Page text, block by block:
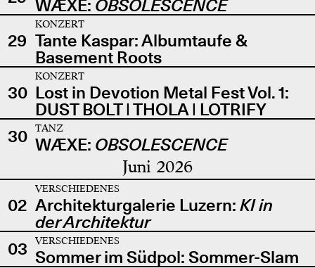
WÆXE: OBSOLESCENCE
29
KONZERT
Tante Kaspar: Albumtaufe &
Basement Roots
30
KONZERT
Lost in Devotion Metal Fest Vol. 1:
DUST BOLT | THOLA | LOTRIFY
30
TANZ
WÆXE: OBSOLESCENCE
Juni 2026
02
VERSCHIEDENES
Architekturgalerie Luzern: KI in
der Architektur
03
VERSCHIEDENES
Sommer im Südpol: Sommer-Slam